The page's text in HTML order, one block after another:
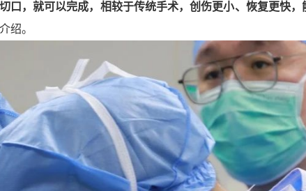
口，就可以完成，相较于传统手术，创伤更小、恢复更快
绍。